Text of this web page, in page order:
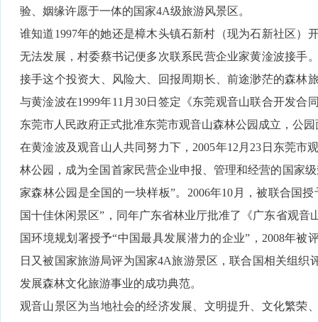
验、姻缘许愿于一体的国家4A级旅游风景区。
谁知道1997年的她还是樟木头镇石新村（现为石新社区）
无法发展，村委蔡书记便多次联系民营企业家黄淦波接手
接手这个投资大、风险大、回报周期长、前途渺茫的森林
与黄淦波在1999年11月30日签定《东莞观音山联合开发合
东莞市人民政府正式批准东莞市观音山森林公园成立，公园
在黄淦波及观音山人共同努力下，2005年12月23日东莞市
林公园，成为全国首家民营企业申报、管理和经营的国家
家森林公园是全国的一块样板”。2006年10月，被联合国
国十佳休闲景区”，同年广东省林业厅批准了《广东省观
国环境规划署授予“中国最具发展潜力的企业”，2008年被
日又被国家旅游局评为国家4A旅游景区，联合国相关组
发展森林文化旅游事业的成功典范。
观音山景区为当地社会的经济发展、文明提升、文化繁荣